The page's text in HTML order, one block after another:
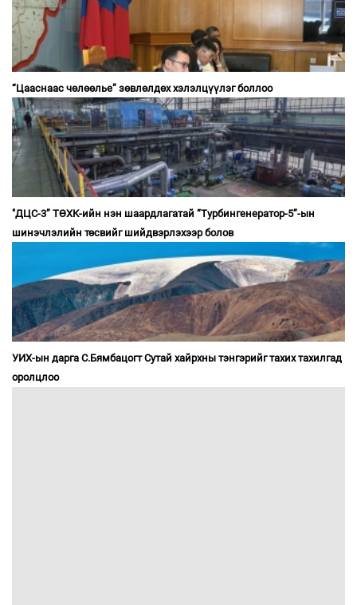
“Цааснаас чөлөөлье” зөвлөлдөх хэлэлцүүлэг боллоо
"ДЦС-3” ТӨХК-ийн нэн шаардлагатай “Турбингенератор-5”-ын
шинэчлэлийн төсвийг шийдвэрлэхээр болов
УИХ-ын дарга С.Бямбацогт Сутай хайрхны тэнгэрийг тахих тахилгад
оролцлоо